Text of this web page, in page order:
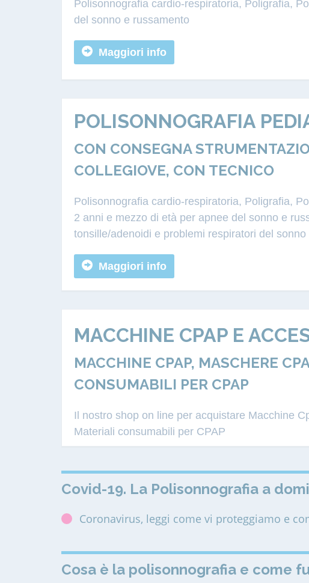
Polisonnografia cardio-respiratoria, Poligrafia,
del sonno e russamento
Maggiori info
POLISONNOGRAFIA
CON CONSEGNA
COLLEGIOVE, CON TECNICO
Polisonnografia cardio-respiratoria, Poligrafia,
2 anni e mezzo di età per apnee del sonno e
tonsille/adenoidi e problemi respiratori del sonno
Maggiori info
MACCHINE CPAP E
MACCHINE CPAP, MASCHERE
CONSUMABILI PER CPAP
Il nostro shop on line per acquistare Macchine
Materiali consumabili per CPAP
Covid-19. La Polisonnografia a
Coronavirus, leggi come vi proteggiamo e
Cosa è la polisonnografia e come